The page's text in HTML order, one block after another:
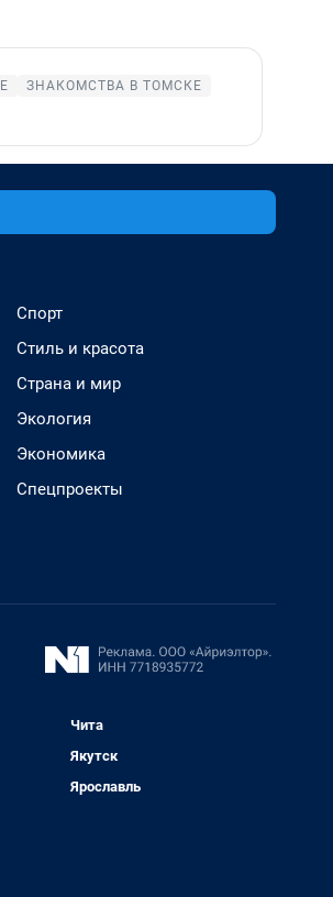
ЗНАКОМСТВА В ТОМСКЕ
Спорт
Стиль и красота
Страна и мир
Экология
Экономика
Спецпроекты
Чита
Якутск
Ярославль